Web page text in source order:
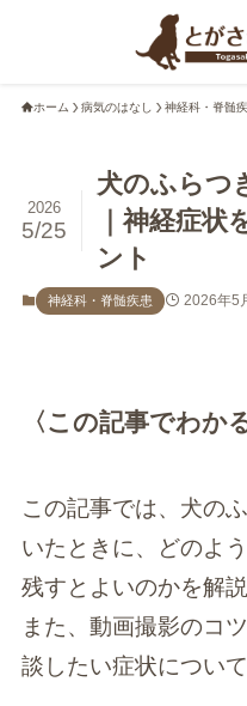
ホーム 病気のはなし 神経科・脊髄
犬のふらつ
｜神経症状
ント
2026
5/25
神経科・脊髄疾患 2026年5
〈この記事でわか
この記事では、犬の
いたときに、どのよ
残すとよいのかを解説
また、動画撮影のコ
談したい症状につい